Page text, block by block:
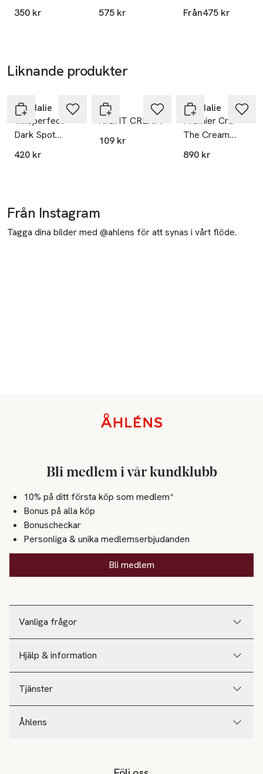
90% upplevde att deras mörka fläckar korrigerades*
Niacinamide
350 kr
Serum
575 kr
Cashmere
Från475 kr
Liknande produkter
Caudalie
Vinoperfect
Dark Spot
Correcting
420 kr
25% vid köp
Skir
NIGHT CREAM
109 kr
Caudalie
Premier Cru
The Cream
Refill
890 kr
Från Instagram
Tagga dina bilder med @ahlens för att synas i vårt flöde.
Vanliga frågor
Hjälp & information
Tjänster
Åhlens
Bli medlem i vår kundklubb
10% på ditt första köp som medlem*
Bonus på alla köp
Bonuscheckar
Personliga & unika medlemserbjudanden
Bli medlem